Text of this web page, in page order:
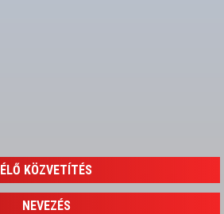
ÉLŐ KÖZVETÍTÉS
NEVEZÉS